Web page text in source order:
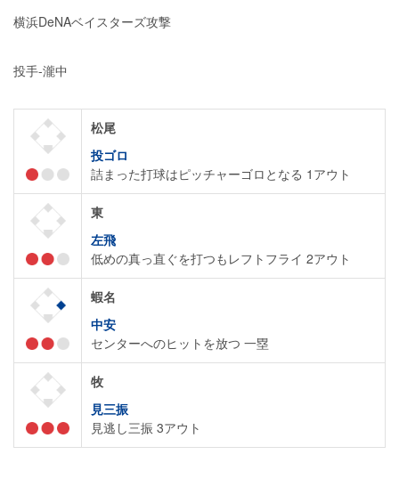
横浜DeNAベイスターズ攻撃
投手-瀧中
松尾
投ゴロ
詰まった打球はピッチャーゴロとなる 1アウト
東
左飛
低めの真っ直ぐを打つもレフトフライ 2アウト
蝦名
中安
センターへのヒットを放つ 一塁
牧
見三振
見逃し三振 3アウト